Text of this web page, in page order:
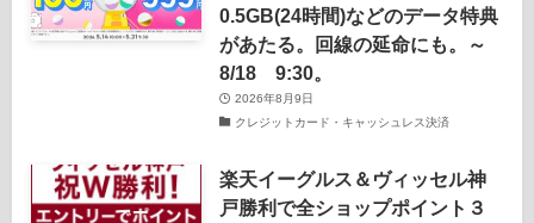
0.5GB(24時間)などのデータ特典
があたる。回線の延命にも。～
8/18 9:30。
2026年8月9日
クレジットカード・キャッシュレス決済
楽天イーグルス＆ヴィッセル神
戸勝利で全ショップポイント３